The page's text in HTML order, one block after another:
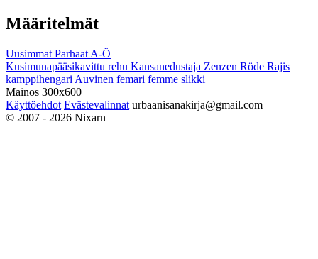
Määritelmät
Uusimmat Parhaat A-Ö
Kusimunapääsikavittu rehu Kansanedustaja Zenzen Röde Rajis
kamppihengari Auvinen femari femme slikki
Mainos 300x600
Käyttöehdot Evästevalinnat urbaanisanakirja@gmail.com
© 2007 - 2026 Nixarn